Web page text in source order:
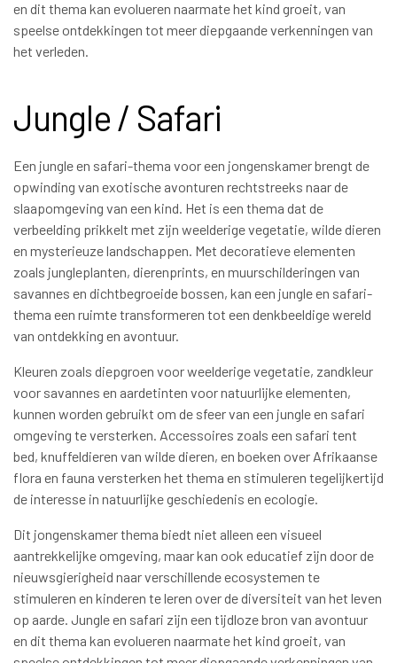
en dit thema kan evolueren naarmate het kind groeit, van
speelse ontdekkingen tot meer diepgaande verkenningen van
het verleden.
Jungle / Safari
Een jungle en safari-thema voor een jongenskamer brengt de
opwinding van exotische avonturen rechtstreeks naar de
slaapomgeving van een kind. Het is een thema dat de
verbeelding prikkelt met zijn weelderige vegetatie, wilde dieren
en mysterieuze landschappen. Met decoratieve elementen
zoals jungleplanten, dierenprints, en muurschilderingen van
savannes en dichtbegroeide bossen, kan een jungle en safari-
thema een ruimte transformeren tot een denkbeeldige wereld
van ontdekking en avontuur.
Kleuren zoals diepgroen voor weelderige vegetatie, zandkleur
voor savannes en aardetinten voor natuurlijke elementen,
kunnen worden gebruikt om de sfeer van een jungle en safari
omgeving te versterken. Accessoires zoals een safari tent
bed, knuffeldieren van wilde dieren, en boeken over Afrikaanse
flora en fauna versterken het thema en stimuleren tegelijkertijd
de interesse in natuurlijke geschiedenis en ecologie.
Dit jongenskamer thema biedt niet alleen een visueel
aantrekkelijke omgeving, maar kan ook educatief zijn door de
nieuwsgierigheid naar verschillende ecosystemen te
stimuleren en kinderen te leren over de diversiteit van het leven
op aarde. Jungle en safari zijn een tijdloze bron van avontuur
en dit thema kan evolueren naarmate het kind groeit, van